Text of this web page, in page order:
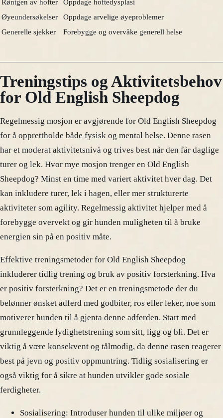
Øyeundersøkelser
Oppdage arvelige øyeproblemer
Generelle sjekker
Forebygge og overvåke generell helse
Treningstips og Aktivitetsbehov
for Old English Sheepdog
Regelmessig mosjon er avgjørende for Old English Sheepdog
for å opprettholde både fysisk og mental helse. Denne rasen
har et moderat aktivitetsnivå og trives best når den får daglige
turer og lek. Hvor mye mosjon trenger en Old English
Sheepdog? Minst en time med variert aktivitet hver dag. Det
kan inkludere turer, lek i hagen, eller mer strukturerte
aktiviteter som agility. Regelmessig aktivitet hjelper med å
forebygge overvekt og gir hunden muligheten til å bruke
energien sin på en positiv måte.
Effektive treningsmetoder for Old English Sheepdog
inkluderer tidlig trening og bruk av positiv forsterkning. Hva
er positiv forsterkning? Det er en treningsmetode der du
belønner ønsket adferd med godbiter, ros eller leker, noe som
motiverer hunden til å gjenta denne adferden. Start med
grunnleggende lydighetstrening som sitt, ligg og bli. Det er
viktig å være konsekvent og tålmodig, da denne rasen reagerer
best på jevn og positiv oppmuntring. Tidlig sosialisering er
også viktig for å sikre at hunden utvikler gode sosiale
ferdigheter.
Sosialisering: Introduser hunden til ulike miljøer og